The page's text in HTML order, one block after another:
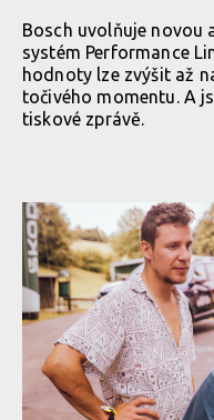
Bosch uvolňuje novou
systém Performance
hodnoty lze zvýšit až
točivého momentu. A
tiskové zprávě.